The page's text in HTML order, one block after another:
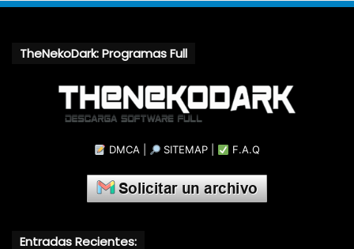
TheNekoDark: Programas Full
DMCA| SITEMAP F.A.Q
Entradas Recientes: